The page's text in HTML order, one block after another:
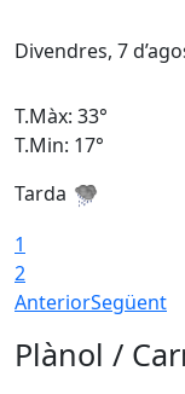
Divendres, 7
T.Màx: 33°
T.Min: 17°
Tarda
1
2
AnteriorSegüent
Plànol /